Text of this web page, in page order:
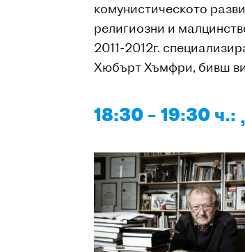
комунистическото
религиозни и
2011-2012г.
Хюбърт Хъмфри, бивш
18:30 – 19:30